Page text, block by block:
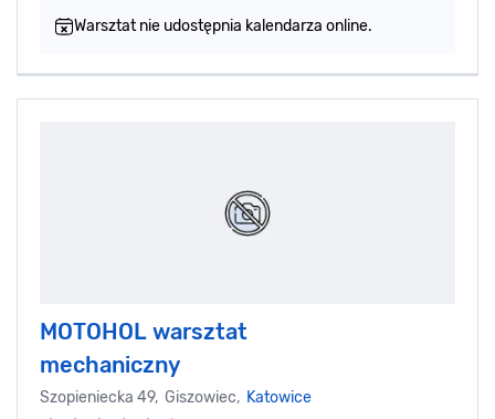
Warsztat nie udostępnia kalendarza online.
MOTOHOL warsztat
mechaniczny
Szopieniecka 49, Giszowiec, Katowice